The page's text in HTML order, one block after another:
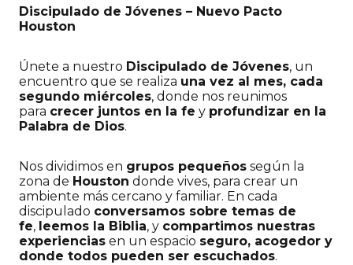
Discipulado de Jóvenes – Nuevo Pacto
Houston
Únete a nuestro Discipulado de Jóvenes, un
encuentro que se realiza una vez al mes, cada
segundo miércoles, donde nos reunimos
para crecer juntos en la fe y profundizar en la
Palabra de Dios.
Nos dividimos en grupos pequeños según la
zona de Houston donde vives, para crear un
ambiente más cercano y familiar. En cada
discipulado conversamos sobre temas de
fe, leemos la Biblia, y compartimos nuestras
experiencias en un espacio seguro, acogedor y
donde todos pueden ser escuchados.